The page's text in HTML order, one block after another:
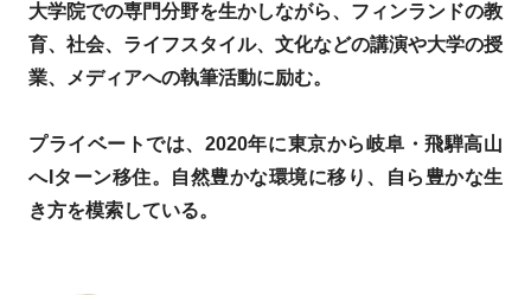
大学院での専門分野を生かしながら、フィンランドの教
育、社会、ライフスタイル、文化などの講演や大学の授
業、メディアへの執筆活動に励む。
プライベートでは、2020年に東京から岐阜・飛騨高山
へIターン移住。自然豊かな環境に移り、自ら豊かな生
き方を模索している。